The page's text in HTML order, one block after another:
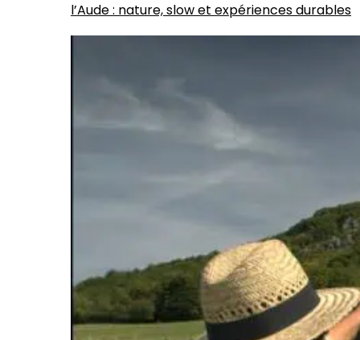
l’Aude : nature, slow et expériences durables